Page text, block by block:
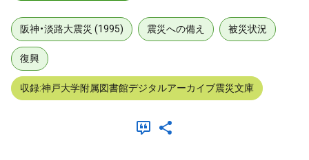
阪神・淡路大震災 (1995) 震災への備え 被災状況
復興
収録:神戸大学附属図書館デジタルアーカイブ震災文庫